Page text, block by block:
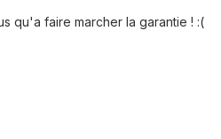
qu'a faire marcher la garantie ! :(